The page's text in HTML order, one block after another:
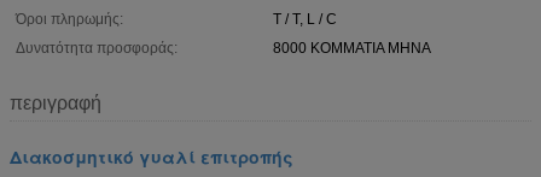
Όροι πληρωμής:
T / T, L / C
Δυνατότητα προσφοράς:
8000 ΚΟΜΜΑΤΙΑ ΜΗΝΑ
περιγραφή
Διακοσμητικό γυαλί επιτροπής